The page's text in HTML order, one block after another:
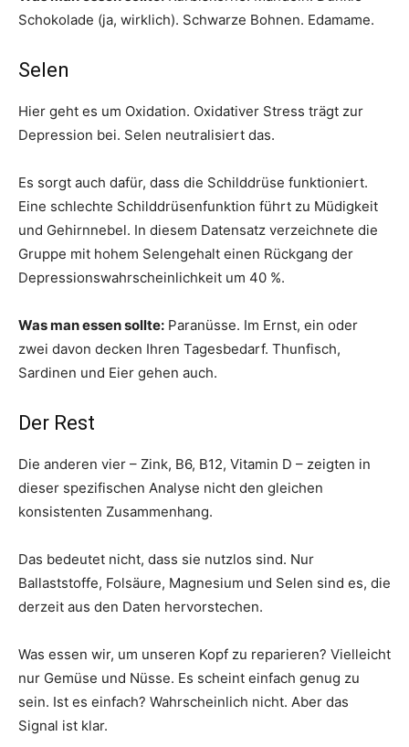
Schokolade (ja, wirklich). Schwarze Bohnen. Edamame.
Selen
Hier geht es um Oxidation. Oxidativer Stress trägt zur
Depression bei. Selen neutralisiert das.
Es sorgt auch dafür, dass die Schilddrüse funktioniert.
Eine schlechte Schilddrüsenfunktion führt zu Müdigkeit
und Gehirnnebel. In diesem Datensatz verzeichnete die
Gruppe mit hohem Selengehalt einen Rückgang der
Depressionswahrscheinlichkeit um 40 %.
Was man essen sollte: Paranüsse. Im Ernst, ein oder
zwei davon decken Ihren Tagesbedarf. Thunfisch,
Sardinen und Eier gehen auch.
Der Rest
Die anderen vier – Zink, B6, B12, Vitamin D – zeigten in
dieser spezifischen Analyse nicht den gleichen
konsistenten Zusammenhang.
Das bedeutet nicht, dass sie nutzlos sind. Nur
Ballaststoffe, Folsäure, Magnesium und Selen sind es, die
derzeit aus den Daten hervorstechen.
Was essen wir, um unseren Kopf zu reparieren? Vielleicht
nur Gemüse und Nüsse. Es scheint einfach genug zu
sein. Ist es einfach? Wahrscheinlich nicht. Aber das
Signal ist klar.